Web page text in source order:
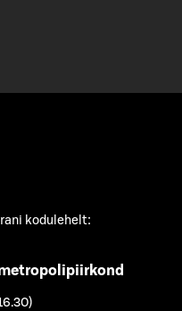
kodulehelt: